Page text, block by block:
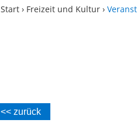
Start › Freizeit und Kultur ›
<< zurück